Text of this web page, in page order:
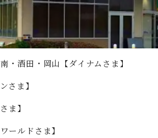
・酒田・岡山【ダイナムさま】
さま】
ま】
ールドさま】